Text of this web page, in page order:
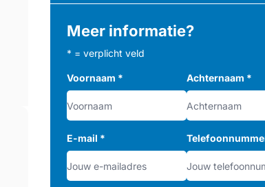
Meer informatie?
* = verplicht veld
Voornaam * Achternaam *
E-mail *